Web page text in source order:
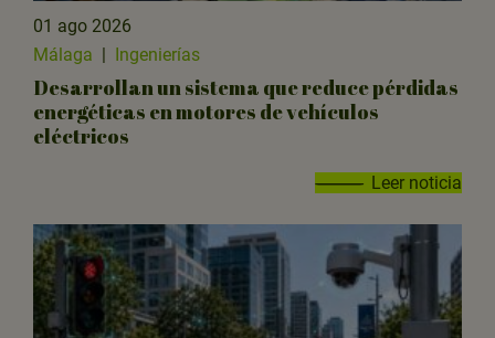
01 ago 2026
Málaga | Ingenierías
Desarrollan un sistema que reduce pérdidas
energéticas en motores de vehículos
eléctricos
Leer noticia